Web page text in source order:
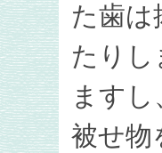
た歯
たりし
ます
被せ物